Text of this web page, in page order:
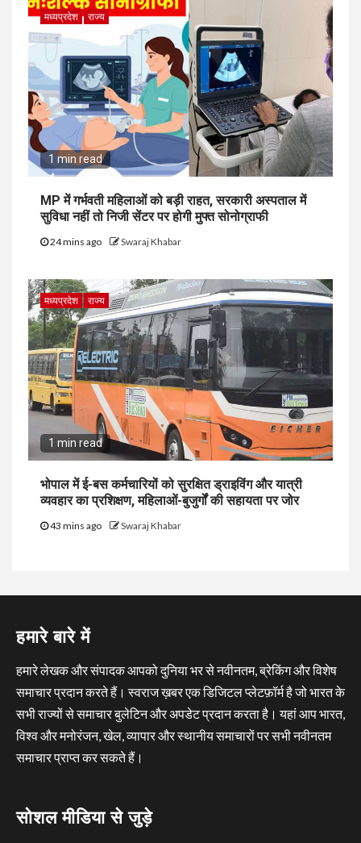
मध्यप्रदेश राज्य
1 min read
MP में गर्भवती महिलाओं को बड़ी राहत, सरकारी अस्पताल में
सुविधा नहीं तो निजी सेंटर पर होगी मुफ्त सोनोग्राफी
24 mins ago Swaraj Khabar
मध्यप्रदेश राज्य
1 min read
भोपाल में ई-बस कर्मचारियों को सुरक्षित ड्राइविंग और यात्री
व्यवहार का प्रशिक्षण, महिलाओं-बुजुर्गों की सहायता पर जोर
43 mins ago Swaraj Khabar
हमारे बारे में
हमारे लेखक और संपादक आपको दुनिया भर से नवीनतम, ब्रेकिंग और विशेष
समाचार प्रदान करते हैं। स्वराज ख़बर एक डिजिटल प्लेटफ़ॉर्म है जो भारत के
सभी राज्यों से समाचार बुलेटिन और अपडेट प्रदान करता है। यहां आप भारत,
विश्व और मनोरंजन, खेल, व्यापार और स्थानीय समाचारों पर सभी नवीनतम
समाचार प्राप्त कर सकते हैं।
सोशल मीडिया से जुड़े